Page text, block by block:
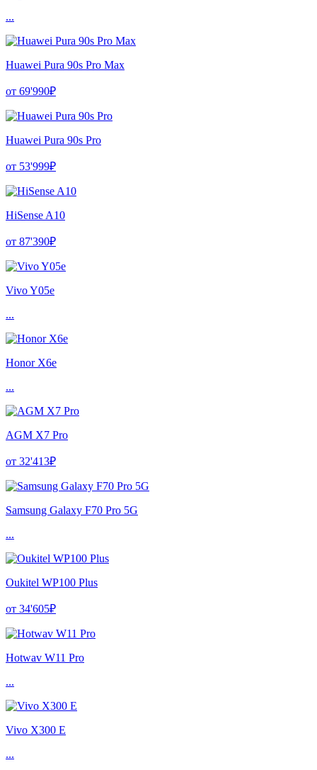
...
Huawei Pura 90s Pro Max
от 69'990₽
Huawei Pura 90s Pro
от 53'999₽
HiSense A10
от 87'390₽
Vivo Y05e
...
Honor X6e
...
AGM X7 Pro
от 32'413₽
Samsung Galaxy F70 Pro 5G
...
Oukitel WP100 Plus
от 34'605₽
Hotwav W11 Pro
...
Vivo X300 E
...